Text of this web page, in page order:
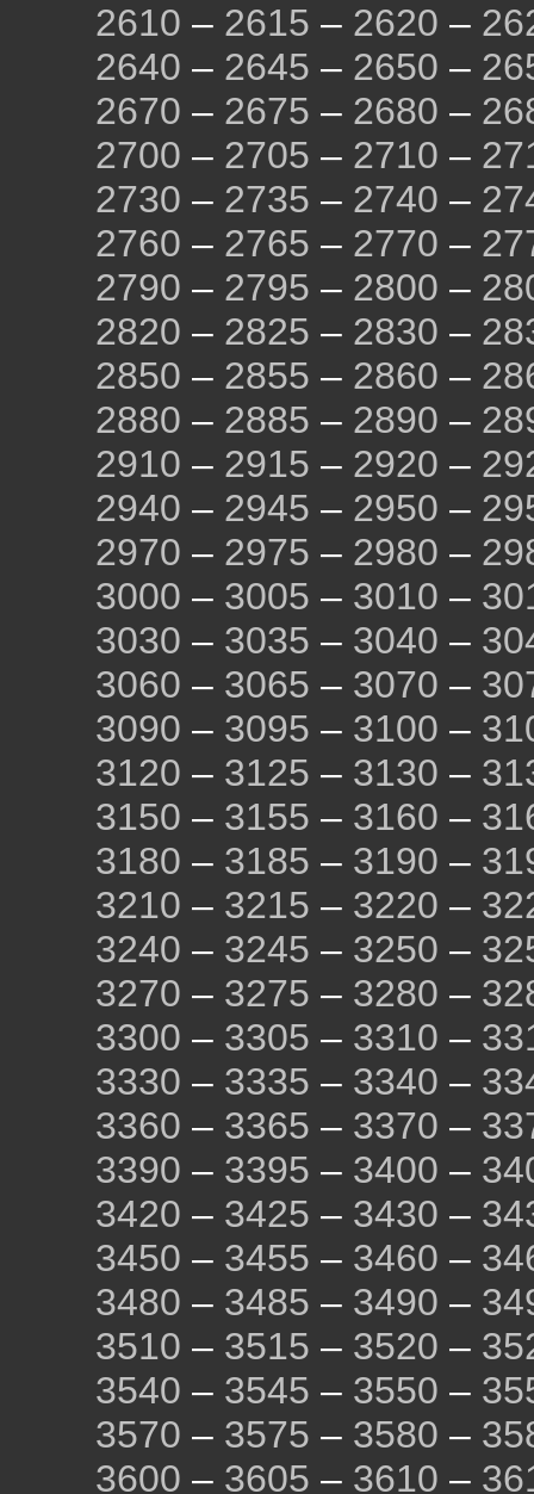
2610 – 2615 – 2620 –
2640 – 2645 – 2650 –
2670 – 2675 – 2680 –
2700 – 2705 – 2710 –
2730 – 2735 – 2740 –
2760 – 2765 – 2770 –
2790 – 2795 – 2800 –
2820 – 2825 – 2830 –
2850 – 2855 – 2860 –
2880 – 2885 – 2890 –
2910 – 2915 – 2920 –
2940 – 2945 – 2950 –
2970 – 2975 – 2980 –
3000 – 3005 – 3010 –
3030 – 3035 – 3040 –
3060 – 3065 – 3070 –
3090 – 3095 – 3100 –
3120 – 3125 – 3130 –
3150 – 3155 – 3160 –
3180 – 3185 – 3190 –
3210 – 3215 – 3220 –
3240 – 3245 – 3250 –
3270 – 3275 – 3280 –
3300 – 3305 – 3310 –
3330 – 3335 – 3340 –
3360 – 3365 – 3370 –
3390 – 3395 – 3400 –
3420 – 3425 – 3430 –
3450 – 3455 – 3460 –
3480 – 3485 – 3490 –
3510 – 3515 – 3520 –
3540 – 3545 – 3550 –
3570 – 3575 – 3580 –
3600 – 3605 – 3610 –